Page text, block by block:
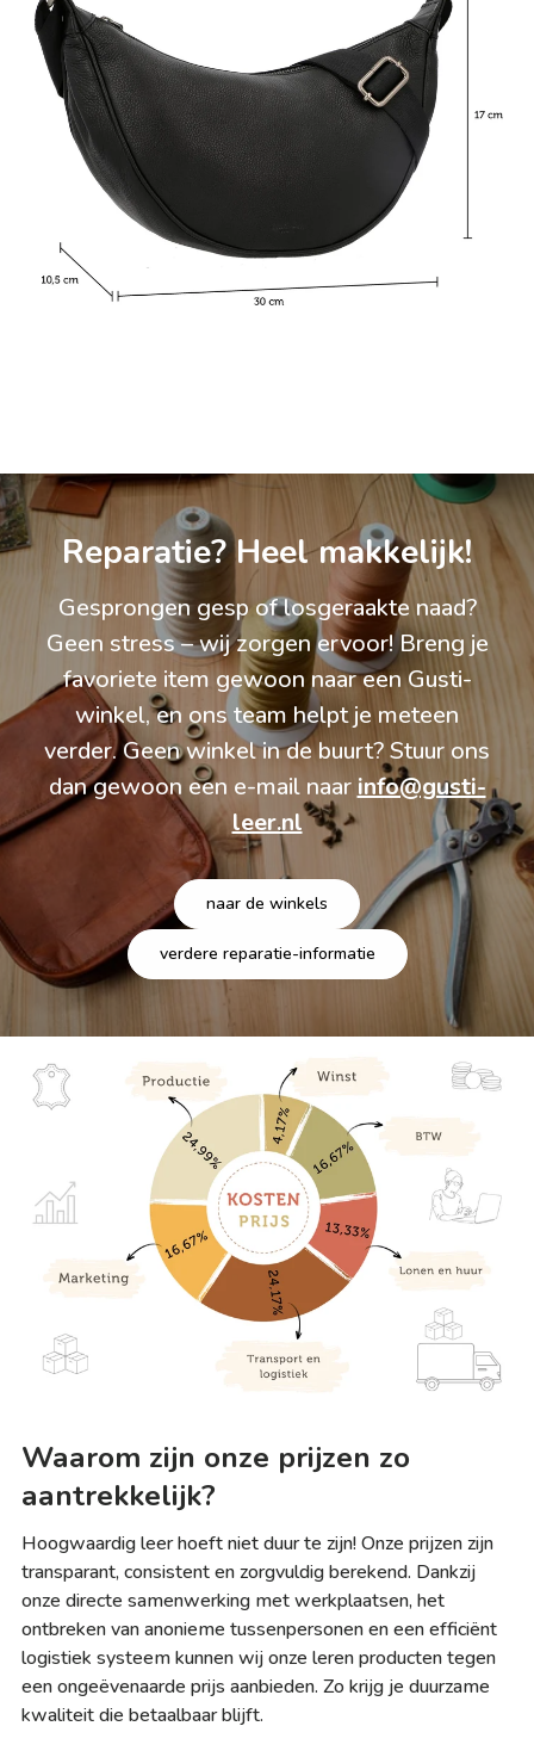
Reparatie? Heel makkelijk!
Gesprongen gesp of losgeraakte naad?
Geen stress – wij zorgen ervoor! Breng je
favoriete item gewoon naar een Gusti-
winkel, en ons team helpt je meteen
verder. Geen winkel in de buurt? Stuur ons
dan gewoon een e-mail naar info@gusti-
leer.nl
naar de winkels
verdere reparatie-informatie
Waarom zijn onze prijzen zo
aantrekkelijk?
Hoogwaardig leer hoeft niet duur te zijn! Onze prijzen zijn
transparant, consistent en zorgvuldig berekend. Dankzij
onze directe samenwerking met werkplaatsen, het
ontbreken van anonieme tussenpersonen en een efficiënt
logistiek systeem kunnen wij onze leren producten tegen
een ongeëvenaarde prijs aanbieden. Zo krijg je duurzame
kwaliteit die betaalbaar blijft.